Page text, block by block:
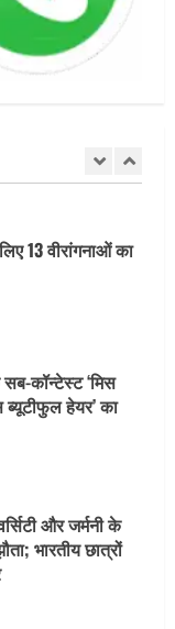
जायजा
कॉन्टेस्ट ‘मिस
हेयर’ का
और जर्मनी के
भारतीय छात्रों
मुख्यमंत्री से
सांस्कृतिक
चर्चा